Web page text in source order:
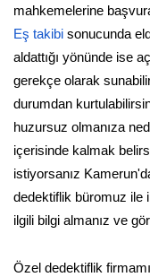
mahkemelerine
Eş takibi sonucunda
aldattığı yönünde ise
gerekçe olarak
durumdan
huzursuz olmanıza
içerisinde kalmak
istiyorsanız
dedektiflik büromuz ile
ilgili bilgi almanız ve
Özel dedektiflik